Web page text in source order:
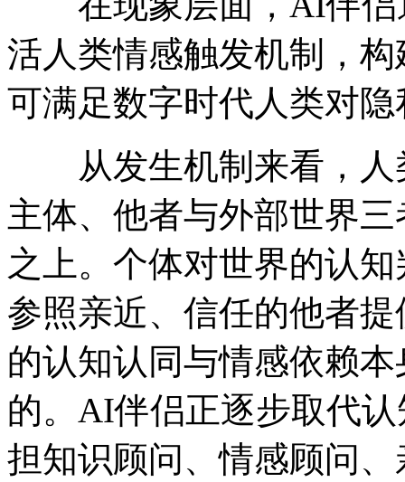
活人类情感触发机制，
可满足数字时代人类对
从发生机制来看，人
主体、他者与外部世界
之上。个体对世界的认
参照亲近、信任的他者
的认知认同与情感依赖
的。AI伴侣正逐步取代
担知识顾问、情感顾问